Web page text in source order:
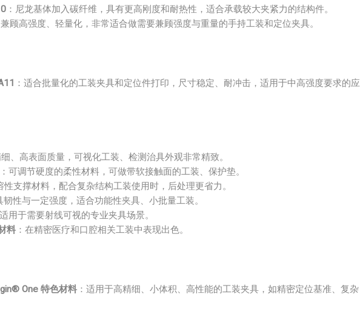
：尼龙基体加入碳纤维，具有更高刚度和耐热性，适合承载较大夹紧力的结构件。
兼顾高强度、轻量化，非常适合做需要兼顾强度与重量的手持工装和定位夹具。
：适合批量化的工装夹具和定位件打印，尺寸稳定、耐冲击，适用于中高强度要求的应
细、高表面质量，可视化工装、检测治具外观非常精致。
：可调节硬度的柔性材料，可做带软接触面的工装、保护垫。
性支撑材料，配合复杂结构工装使用时，后处理更省力。
韧性与一定强度，适合功能性夹具、小批量工装。
适用于需要射线可视的专业夹具场景。
料 ：在精密医疗和口腔相关工装中表现出色。
One 特色材料 ：适用于高精细、小体积、高性能的工装夹具，如精密定位基准、复杂